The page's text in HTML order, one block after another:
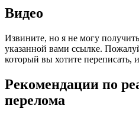
Видео
Извините, но я не могу
указанной вами ссылке.
который вы хотите переписать,
Рекомендации по
перелома